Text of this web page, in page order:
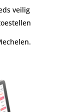
veilig